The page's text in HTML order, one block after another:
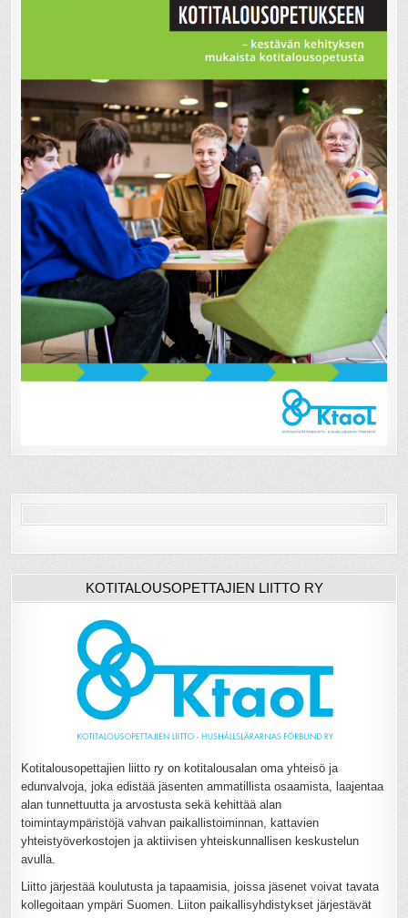
KOTITALOUSOPETTAJIEN LIITTO RY
Kotitalousopettajien liitto ry on kotitalousalan oma yhteisö ja
edunvalvoja, joka edistää jäsenten ammatillista osaamista, laajentaa
alan tunnettuutta ja arvostusta sekä kehittää alan
toimintaympäristöjä vahvan paikallistoiminnan, kattavien
yhteistyöverkostojen ja aktiivisen yhteiskunnallisen keskustelun
avulla.
Liitto järjestää koulutusta ja tapaamisia, joissa jäsenet voivat tavata
kollegoitaan ympäri Suomen. Liiton paikallisyhdistykset järjestävät